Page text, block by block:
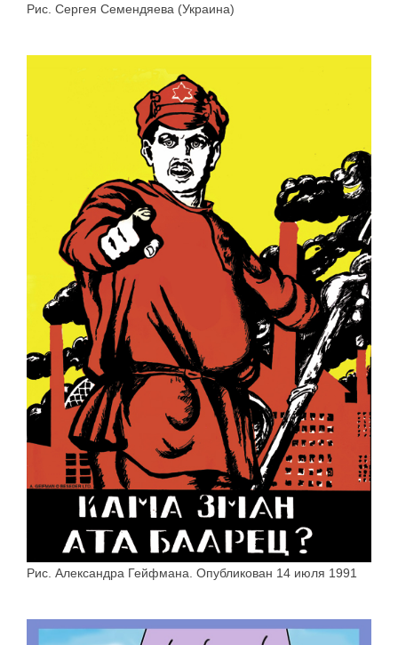
Рис. Сергея Семендяева (Украина)
Рис. Александра Гейфмана. Опубликован 14 июля 1991